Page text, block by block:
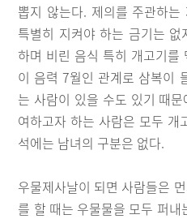
뽑지 않는다. 제의를 주관하
특별히 지켜야 하는 금기는
하며 비린 음식 특히 개고기를
이 음력 7월인 관계로 삼복이
는 사람이 있을 수도 있기 때
여하고자 하는 사람은 모두 개
석에는 남녀의 구분은 없다.
우물제사날이 되면 사람들은
를 할 때는 우물물을 모두 퍼